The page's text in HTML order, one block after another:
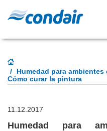
Humedad para
Cómo curar la pintura
11.12.2017
Humedad para